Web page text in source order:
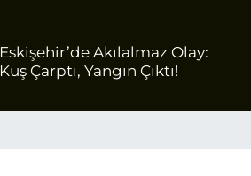
Eskişehir’de Akılalmaz Olay:
Kuş Çarptı, Yangın Çıktı!